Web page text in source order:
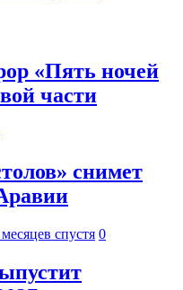
«Пять ночей
части
снимет
спустя 0